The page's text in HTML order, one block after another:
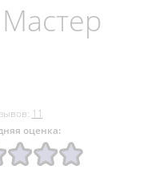
11
оценка: